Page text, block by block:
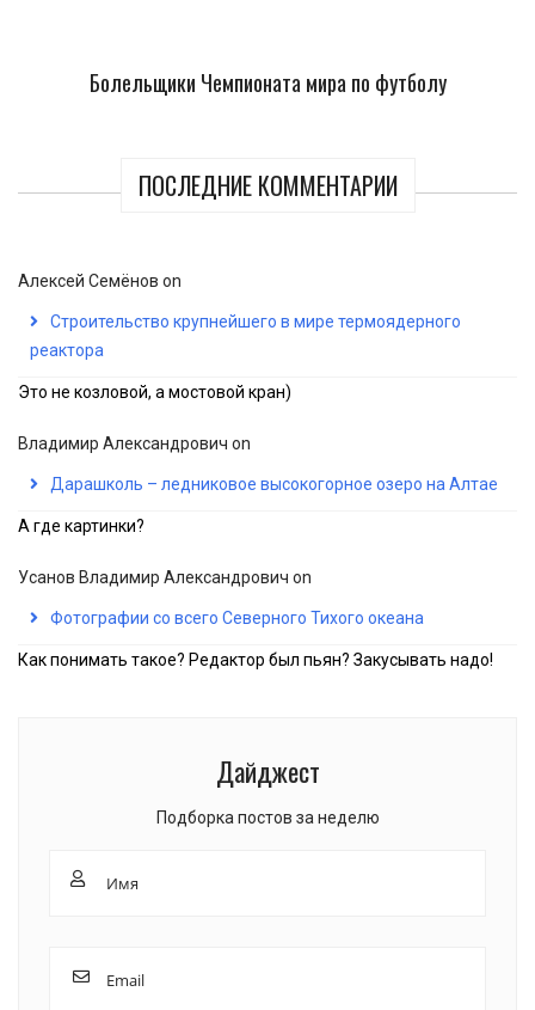
Болельщики Чемпионата мира по футболу
ПОСЛЕДНИЕ КОММЕНТАРИИ
Алексей Семёнов on
Строительство крупнейшего в мире термоядерного
реактора
Это не козловой, а мостовой кран)
Владимир Александрович on
Дарашколь – ледниковое высокогорное озеро на Алтае
А где картинки?
Усанов Владимир Александрович on
Фотографии со всего Северного Тихого океана
Как понимать такое? Редактор был пьян? Закусывать надо!
Дайджест
Подборка постов за неделю